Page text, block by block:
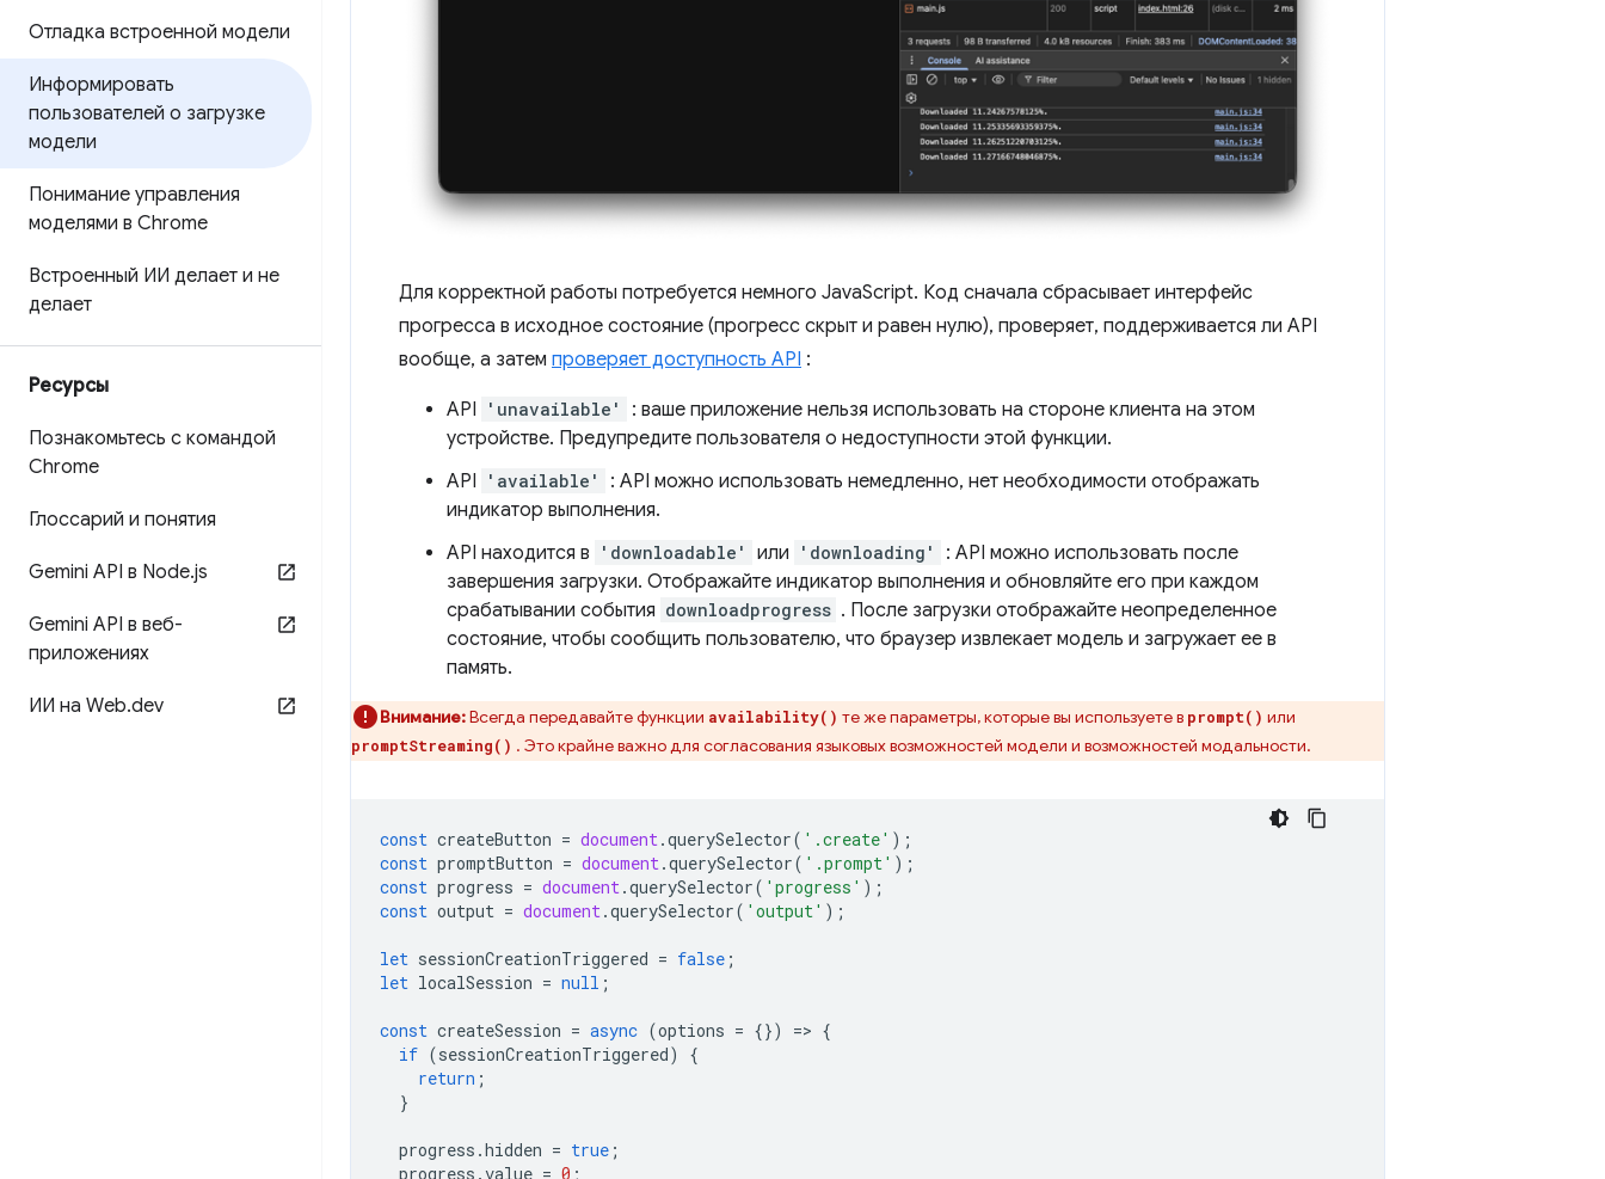
Отладка встроенной модели
Информировать
пользователей о загрузке
модели
Понимание управления
моделями в Chrome
Встроенный ИИ делает и не
делает
Ресурсы
Познакомьтесь с командой
Chrome
Глоссарий и понятия
Gemini API в Node.js
Gemini API в веб-
приложениях
ИИ на Web.dev
Для корректной работы потребуется немного JavaScript. Код сначала сбрасывает интерфейс
прогресса в исходное состояние (прогресс скрыт и равен нулю), проверяет, поддерживается ли API
вообще, а затем проверяет доступность API :
API 'unavailable'
: ваше приложение нельзя использовать на стороне клиента на этом
устройстве. Предупредите пользователя о недоступности этой функции.
API
'available'
: API можно использовать немедленно, нет необходимости отображать
индикатор выполнения.
API находится в
'downloadable' или 'downloading'
: API можно использовать после
завершения загрузки. Отображайте индикатор выполнения и обновляйте его при каждом
срабатывании события downloadprogress . После загрузки отображайте неопределенное
состояние, чтобы сообщить пользователю, что браузер извлекает модель и загружает ее в
память.
Внимание:Всегда передавайте функции availability() те же параметры, которые вы используете в prompt() или
promptStreaming() . Это крайне важно для согласования языковых возможностей модели и возможностей модальности.
const createButton = document.querySelector( '.create' );
const promptButton = document.querySelector( '.prompt' );
const progress = document.querySelector( 'progress' );
const output = document.querySelector( 'output' );
let sessionCreationTriggered = false ;
let localSession = null ;
const createSession = async (options = {}) => {
if (sessionCreationTriggered)
{
return ;
}
progress .hidden = true ;
progress .value = 0 ;